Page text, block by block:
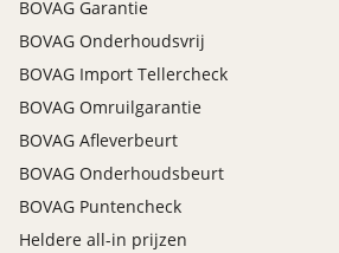
BOVAG Garantie
BOVAG Onderhoudsvrij
BOVAG Import Tellercheck
BOVAG Omruilgarantie
BOVAG Afleverbeurt
BOVAG Onderhoudsbeurt
BOVAG Puntencheck
Heldere all-in prijzen